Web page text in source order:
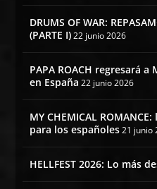
DRUMS OF WAR:
(PARTE I) 22 junio 2026
PAPA ROACH regresará
en España 22 junio 2026
MY CHEMICAL
para los españoles 21 junio
HELLFEST 2026: Lo más